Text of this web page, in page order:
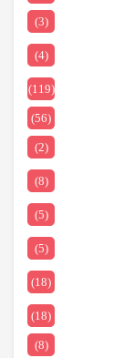
(3)
(4)
(119)
(56)
(2)
(8)
(5)
(5)
(18)
(18)
(8)